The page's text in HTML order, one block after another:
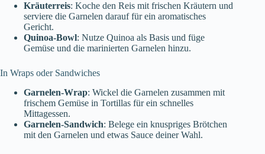
Kräuterreis: Koche den Reis mit frischen Kräutern und
serviere die Garnelen darauf für ein aromatisches
Gericht.
Quinoa-Bowl: Nutze Quinoa als Basis und füge
Gemüse und die marinierten Garnelen hinzu.
In Wraps oder Sandwiches
Garnelen-Wrap: Wickel die Garnelen zusammen mit
frischem Gemüse in Tortillas für ein schnelles
Mittagessen.
Garnelen-Sandwich: Belege ein knuspriges Brötchen
mit den Garnelen und etwas Sauce deiner Wahl.